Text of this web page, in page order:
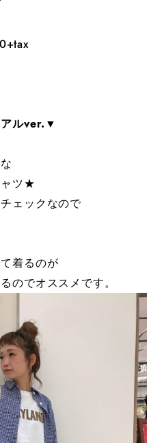
ルver.▼
ャツ★
ェックなので
着るのが
のでオススメです。